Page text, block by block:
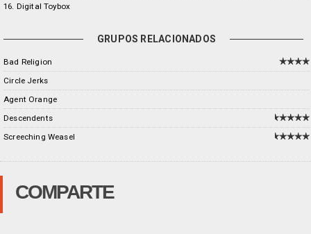
16. Digital Toybox
GRUPOS RELACIONADOS
Bad Religion
Circle Jerks
Agent Orange
Descendents
Screeching Weasel
COMPARTE